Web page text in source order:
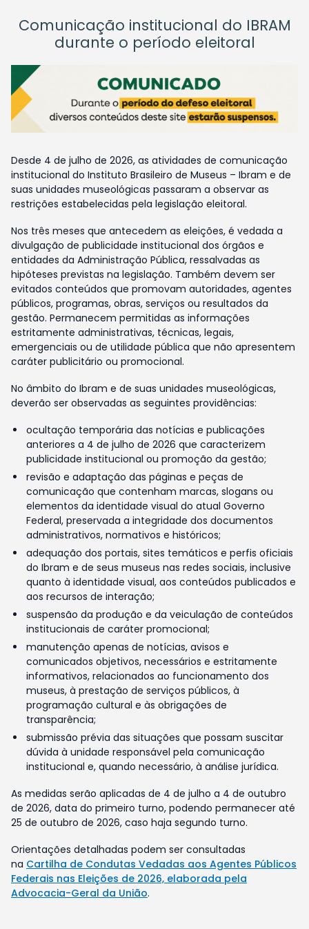
Comunicação institucional do IBRAM
durante o período eleitoral
Desde 4 de julho de 2026, as atividades de comunicação
institucional do Instituto Brasileiro de Museus – Ibram e de
suas unidades museológicas passaram a observar as
restrições estabelecidas pela legislação eleitoral.
Nos três meses que antecedem as eleições, é vedada a
divulgação de publicidade institucional dos órgãos e
entidades da Administração Pública, ressalvadas as
hipóteses previstas na legislação. Também devem ser
evitados conteúdos que promovam autoridades, agentes
públicos, programas, obras, serviços ou resultados da
gestão. Permanecem permitidas as informações
estritamente administrativas, técnicas, legais,
emergenciais ou de utilidade pública que não apresentem
caráter publicitário ou promocional.
No âmbito do Ibram e de suas unidades museológicas,
deverão ser observadas as seguintes providências:
ocultação temporária das notícias e publicações
anteriores a 4 de julho de 2026 que caracterizem
publicidade institucional ou promoção da gestão;
revisão e adaptação das páginas e peças de
comunicação que contenham marcas, slogans ou
elementos da identidade visual do atual Governo
Federal, preservada a integridade dos documentos
administrativos, normativos e históricos;
adequação dos portais, sites temáticos e perfis oficiais
do Ibram e de seus museus nas redes sociais, inclusive
quanto à identidade visual, aos conteúdos publicados e
aos recursos de interação;
suspensão da produção e da veiculação de conteúdos
institucionais de caráter promocional;
manutenção apenas de notícias, avisos e
comunicados objetivos, necessários e estritamente
informativos, relacionados ao funcionamento dos
museus, à prestação de serviços públicos, à
programação cultural e às obrigações de
transparência;
submissão prévia das situações que possam suscitar
dúvida à unidade responsável pela comunicação
institucional e, quando necessário, à análise jurídica.
As medidas serão aplicadas de 4 de julho a 4 de outubro
de 2026, data do primeiro turno, podendo permanecer até
25 de outubro de 2026, caso haja segundo turno.
Orientações detalhadas podem ser consultadas
na Cartilha de Condutas Vedadas aos Agentes Públicos
Federais nas Eleições de 2026, elaborada pela
Advocacia-Geral da União.